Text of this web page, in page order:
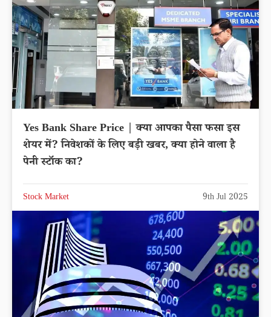
Yes Bank Share Price | क्या आपका पैसा फसा इस
शेयर में? निवेशकों के लिए बड़ी खबर, क्या होने वाला है
पेनी स्टॉक का?
Stock Market 9th Jul 2025